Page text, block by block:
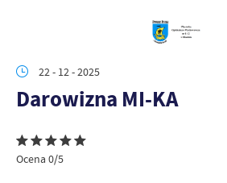
22 - 12 - 2025
Darowizna MI-KA
Ocena 0/5